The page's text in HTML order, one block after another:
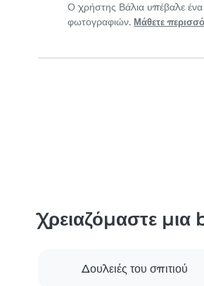
Ο χρήστης Βάλια υπέβαλε
φωτογραφιών. Μάθετε
Χρειαζόμαστε
Δουλειές του σπιτιού